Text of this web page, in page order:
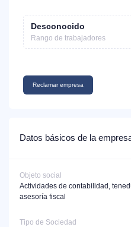
Desconocido
Rango de trabajadores
Reclamar empresa
Datos básicos de la
Objeto social
Actividades de contabilidad,
asesoría fiscal
Tipo de Sociedad